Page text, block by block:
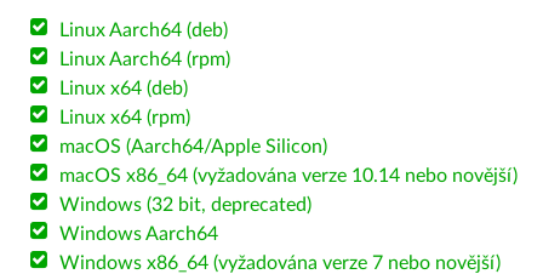
Linux Aarch64 (deb)
Linux Aarch64 (rpm)
Linux x64 (deb)
Linux x64 (rpm)
macOS (Aarch64/Apple Silicon)
macOS x86_64 (vyžadována verze 10.14 nebo novější)
Windows (32 bit, deprecated)
Windows Aarch64
Windows x86_64 (vyžadována verze 7 nebo novější)